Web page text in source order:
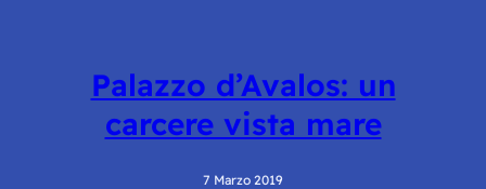
Palazzo d’Avalos: un
carcere vista mare
7 Marzo 2019